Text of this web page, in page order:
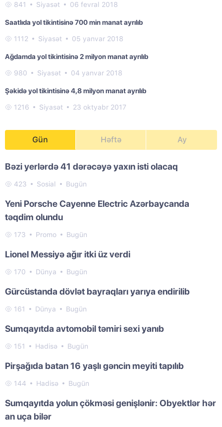
841 Siyasət 06 fevral 2018
Saatlıda yol tikintisinə 700 min manat ayrılıb
1112 Siyasət 05 yanvar 2018
Ağdamda yol tikintisinə 2 milyon manat ayrılıb
980 Siyasət 04 yanvar 2018
Şəkidə yol tikintisinə 4,8 milyon manat ayrılıb
1216 Siyasət 23 oktyabr 2017
Gün Həftə Ay
Bəzi yerlərdə 41 dərəcəyə yaxın isti olacaq
423 Sosial Bugün
Yeni Porsche Cayenne Electric Azərbaycanda
təqdim olundu
173 Promo Bugün
Lionel Messiyə ağır itki üz verdi
170 Dünya Bugün
Gürcüstanda dövlət bayraqları yarıya endirilib
161 Dünya Bugün
Sumqayıtda avtomobil təmiri sexi yanıb
151 Hadisə Bugün
Pirşağıda batan 16 yaşlı gəncin meyiti tapılıb
144 Hadisə Bugün
Sumqayıtda yolun çökməsi genişlənir: Obyektlər hər
an uça bilər